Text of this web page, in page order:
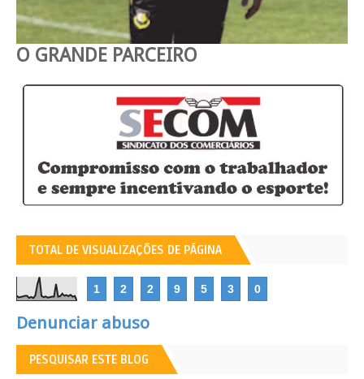
O GRANDE PARCEIRO
TOTAL DE VISUALIZAÇÕES DE PÁGINA
1 2 2 9 5 3 0
Denunciar abuso
PESQUISAR ESTE BLOG